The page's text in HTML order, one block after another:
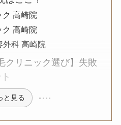
ク 高崎院
ク 高崎院
外科 高崎院
クリニック選び】失敗
と見る